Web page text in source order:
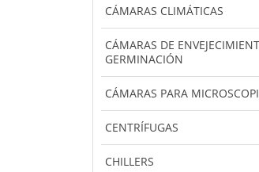
CÁMARAS CLIMÁTICAS
CÁMARAS DE
GERMINACIÓN
CÁMARAS PARA
CENTRÍFUGAS
CHILLERS